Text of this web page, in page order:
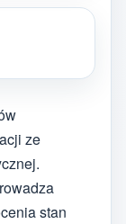
ze
stan